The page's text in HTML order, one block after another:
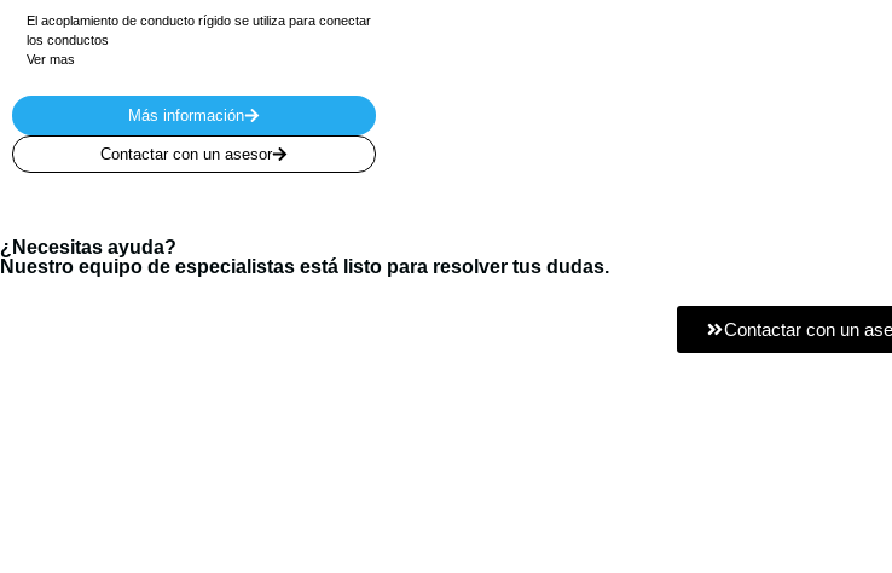
El acoplamiento de conducto rígido se utiliza para conectar
los conductos
Ver mas
Más información
Contactar con un asesor
¿Necesitas ayuda?
Nuestro equipo de especialistas está listo para resolver tus dudas.
Contactar con un